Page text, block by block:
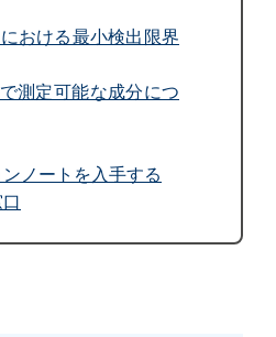
おける最小検出限界
測定可能な成分につ
ノートを入手する